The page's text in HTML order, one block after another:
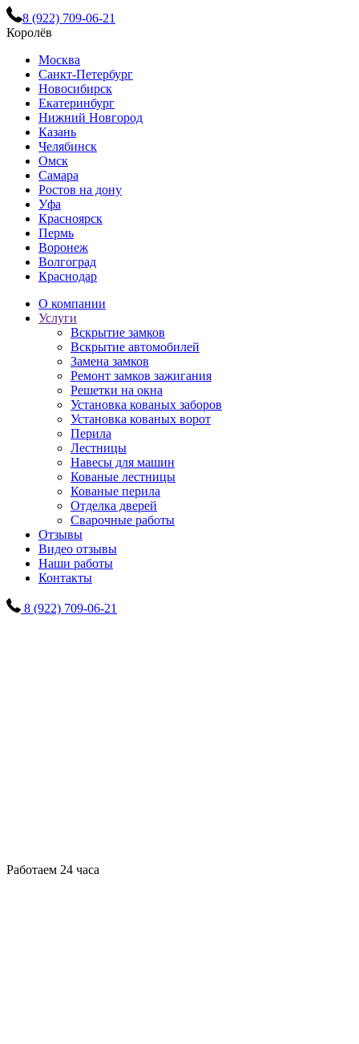
8 (922) 709-06-21
Королёв
Москва
Санкт-Петербург
Новосибирск
Екатеринбург
Нижний Новгород
Казань
Челябинск
Омск
Самара
Ростов на дону
Уфа
Красноярск
Пермь
Воронеж
Волгоград
Краснодар
О компании
Услуги
Вскрытие замков
Вскрытие автомобилей
Замена замков
Ремонт замков зажигания
Решетки на окна
Установка кованых заборов
Установка кованых ворот
Перила
Лестницы
Навесы для машин
Кованые лестницы
Кованые перила
Отделка дверей
Сварочные работы
Отзывы
Видео отзывы
Наши работы
Контакты
8 (922) 709-06-21
Работаем 24 часа